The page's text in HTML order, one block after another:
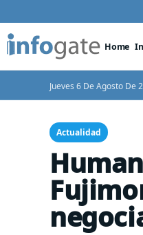
Home
Jueves 6 De Agosto De
Actualidad